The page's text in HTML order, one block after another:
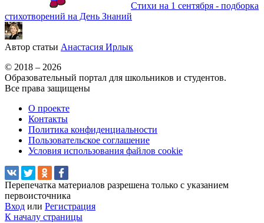
Стихи на 1 сентября - подборка
стихотворений на День Знаний
Автор статьи Анастасия Ирлык
© 2018 – 2026
Образовательный портал для школьников и студентов.
Все права защищены
О проекте
Контакты
Политика конфиденциальности
Пользовательское соглашение
Условия использования файлов cookie
Перепечатка материалов разрешена только с указанием
первоисточника
Вход или Регистрация
К началу страницы